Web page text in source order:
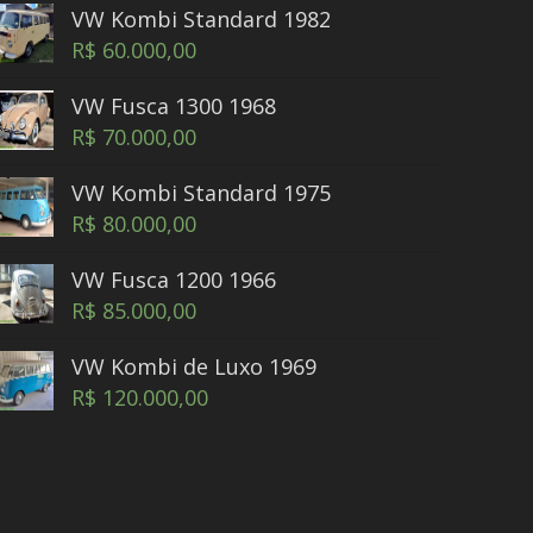
VW Kombi Standard 1982
R$ 60.000,00
VW Fusca 1300 1968
R$ 70.000,00
VW Kombi Standard 1975
R$ 80.000,00
VW Fusca 1200 1966
R$ 85.000,00
VW Kombi de Luxo 1969
R$ 120.000,00